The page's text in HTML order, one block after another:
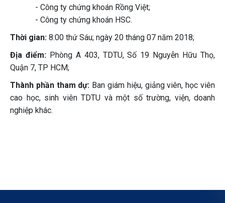
- Công ty chứng khoán Rồng Việt;
- Công ty chứng khoán HSC.
Thời gian: 8:00 thứ Sáu; ngày 20 tháng 07 năm 2018;
Địa điểm: Phòng A 403, TDTU, Số 19 Nguyễn Hữu Thọ,
Quận 7, TP HCM;
Thành phần tham dự: Ban giám hiệu, giảng viên, học viên
cao học, sinh viên TDTU và một số trường, viện, doanh
nghiệp khác.